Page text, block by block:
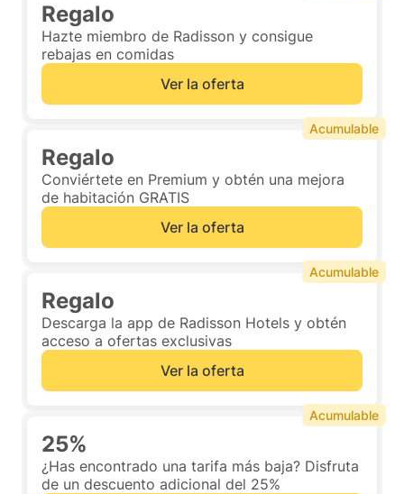
Regalo
Hazte miembro de Radisson y consigue
rebajas en comidas
Ver la oferta
Regalo
Conviértete en Premium y obtén una mejora
de habitación GRATIS
Ver la oferta
Acumulable
Regalo
Descarga la app de Radisson Hotels y obtén
acceso a ofertas exclusivas
Ver la oferta
Acumulable
25%
¿Has encontrado una tarifa más baja? Disfruta
de un descuento adicional del 25%
Acumulable